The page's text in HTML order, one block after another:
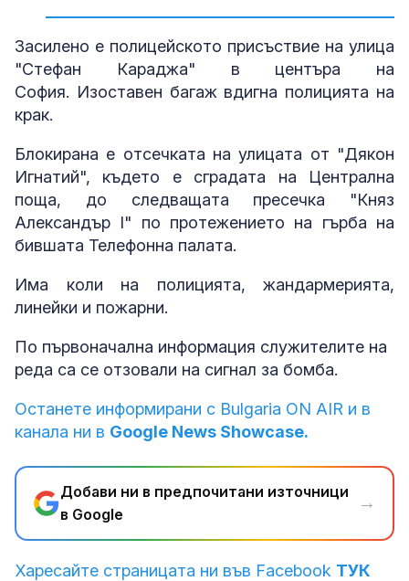
Засилено е полицейското присъствие на улица
"Стефан Караджа" в центъра на
София. Изоставен багаж вдигна полицията на
крак.
Блокирана е отсечката на улицата от "Дякон
Игнатий", където е сградата на Централна
поща, до следващата пресечка "Княз
Александър І" по протежението на гърба на
бившата Телефонна палата.
Има коли на полицията, жандармерията,
линейки и пожарни.
По първоначална информация служителите на
реда са се отзовали на сигнал за бомба.
Останете информирани с Bulgaria ON AIR и в
канала ни в Google News Showcase.
Добави ни в предпочитани източници
в Google
→
Харесайте страницата ни във Facebook ТУК